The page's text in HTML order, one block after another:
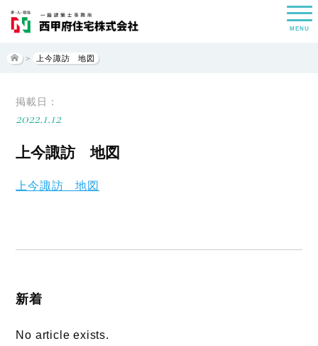
MENU
> 上今諏訪 地図
掲載日：
2022.1.12
上今諏訪 地図
上今諏訪 地図
新着
No article exists.